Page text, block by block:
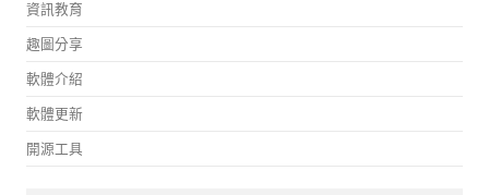
資訊教育
趣圖分享
軟體介紹
軟體更新
開源工具